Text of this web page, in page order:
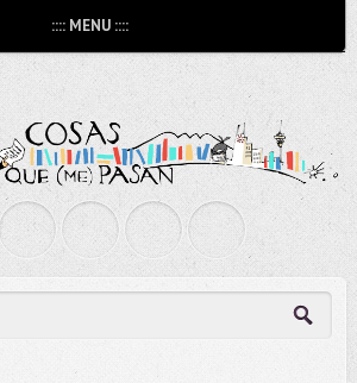
:::: MENU ::::